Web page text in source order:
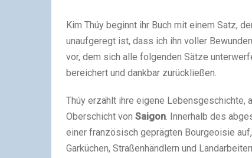
Kim Thúy beginnt ihr Buch mit einem Satz,
unaufgeregt ist, dass ich ihn voller
vor, dem sich alle folgenden Sätze
bereichert und dankbar zurückließen.
Thúy erzählt ihre eigene Lebensgeschichte,
Oberschicht von Saigon. Innerhalb des
einer französisch geprägten Bourgeoisie
Garküchen, Straßenhändlern und